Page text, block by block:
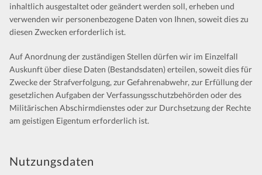
inhaltlich ausgestaltet oder geändert werden soll, erheben und
verwenden wir personenbezogene Daten von Ihnen, soweit dies zu
diesen Zwecken erforderlich ist.
Auf Anordnung der zuständigen Stellen dürfen wir im Einzelfall
Auskunft über diese Daten (Bestandsdaten) erteilen, soweit dies für
Zwecke der Strafverfolgung, zur Gefahrenabwehr, zur Erfüllung der
gesetzlichen Aufgaben der Verfassungsschutzbehörden oder des
Militärischen Abschirmdienstes oder zur Durchsetzung der Rechte
am geistigen Eigentum erforderlich ist.
Nutzungsdaten